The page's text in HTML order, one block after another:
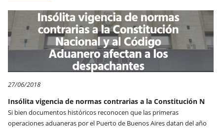
27/06/2018
Insólita vigencia de normas contrarias a la Constitución N
Si bien documentos históricos reconocen que las primeras
operaciones aduaneras por el Puerto de Buenos Aires datan del año